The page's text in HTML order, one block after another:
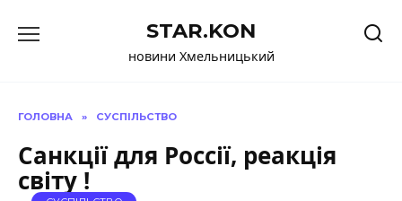
до
STAR.KON
новини Хмельницький
ГОЛОВНА » СУСПІЛЬСТВО
Санкції для Россії, реакція
світу !